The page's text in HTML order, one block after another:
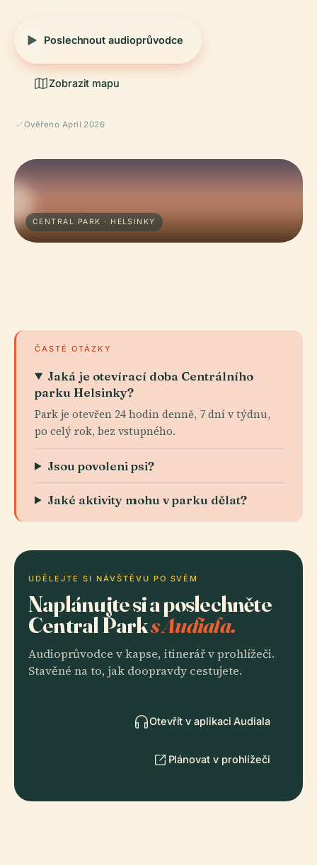
Poslechnout audioprůvodce
Zobrazit mapu
Ověřeno April 2026
CENTRAL PARK · HELSINKY
ČASTÉ OTÁZKY
Jaká je otevírací doba Centrálního
parku Helsinky?
Park je otevřen 24 hodin denně, 7 dní v týdnu,
po celý rok, bez vstupného.
Jsou povoleni psi?
Jaké aktivity mohu v parku dělat?
UDĚLEJTE SI NÁVŠTĚVU PO SVÉM
Naplánujte si a poslechněte
Central Parks Audiala.
Audioprůvodce v kapse, itinerář v prohlížeči.
Stavěné na to, jak doopravdy cestujete.
Otevřít v aplikaci Audiala
Plánovat v prohlížeči